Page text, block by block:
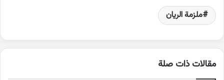
ملزمة الريان
مقالات ذات صلة